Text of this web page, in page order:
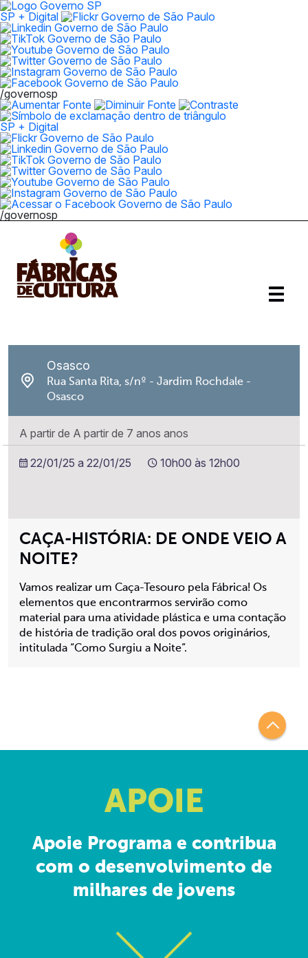
SP + Digital
/governosp
SP + Digital
/governosp
CAÇA-HISTÓRIA: DE ONDE VEIO A
NOITE?
Vamos realizar um Caça-Tesouro pela Fábrica! Os
elementos que encontrarmos servirão como
material para uma atividade plástica e uma contação
de história de tradição oral dos povos originários,
intitulada “Como Surgiu a Noite”.
Osasco
Rua Santa Rita, s/nº - Jardim Rochdale -
Osasco
A partir de A partir de 7 anos anos
22/01/25 a 22/01/25 10h00 às 12h00
APOIE
Apoie Programa e contribua
com o desenvolvimento de
milhares de jovens